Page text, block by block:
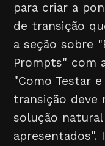
para criar a
de transição
a seção sobre
Prompts" com
"Como Testar
transição deve
solução
apresentados".